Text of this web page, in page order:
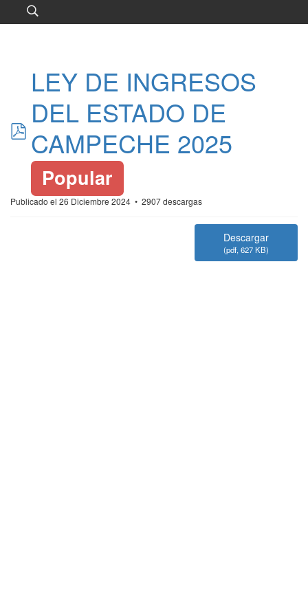
pdf
LEY DE INGRESOS
DEL ESTADO DE
CAMPECHE 2025
Popular
Publicado el 26 Diciembre 2024 2907 descargas
Descargar
(pdf, 627 KB)